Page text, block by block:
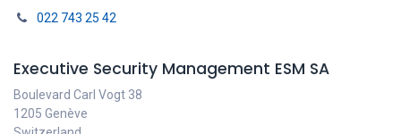
022 743 25 42
Executive Security Management ESM SA
Boulevard Carl Vogt 38
1205 Genève